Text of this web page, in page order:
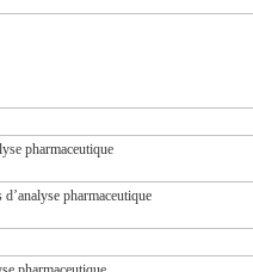
pharmaceutique
pharmaceutique